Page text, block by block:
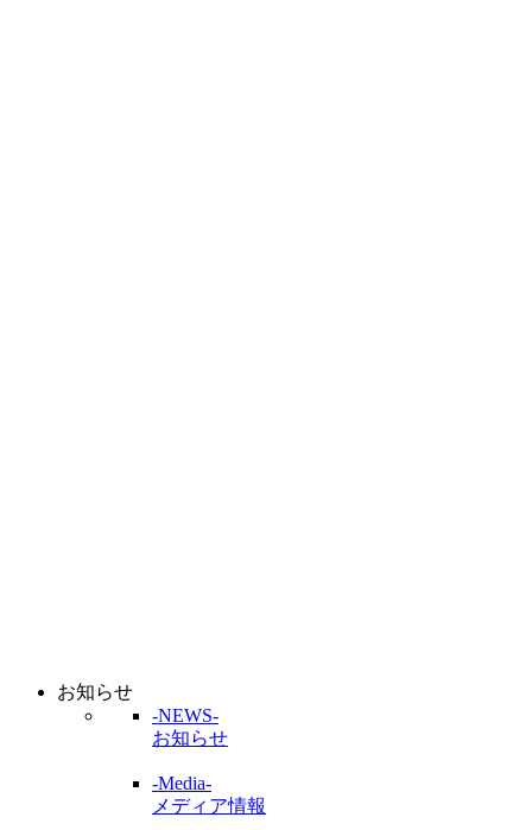
お知らせ
-NEWS-
お知らせ
-Media-
メディア情報